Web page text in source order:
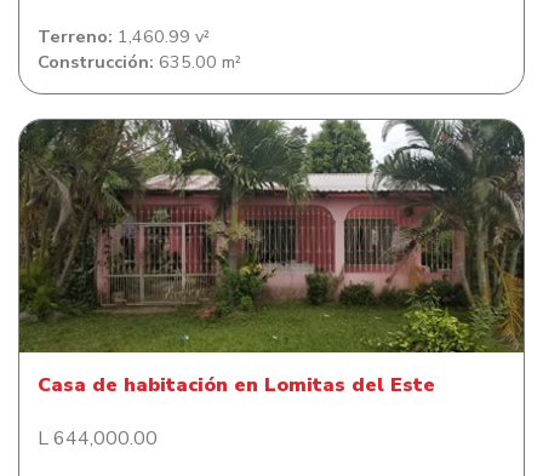
Terreno: 1,460.99 v²
Construcción: 635.00 m²
Casa de habitación en Lomitas del Este
Casa de habitación en Lomitas del Este
L 644,000.00